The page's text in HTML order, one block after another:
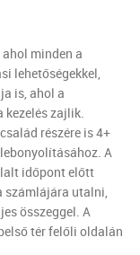
minden a
lehetőségekkel,
is, ahol a
kezelés zajlik.
részére is 4+
A
időpont előtt
számlájára utalni,
összeggel. A
tér felőli oldalán